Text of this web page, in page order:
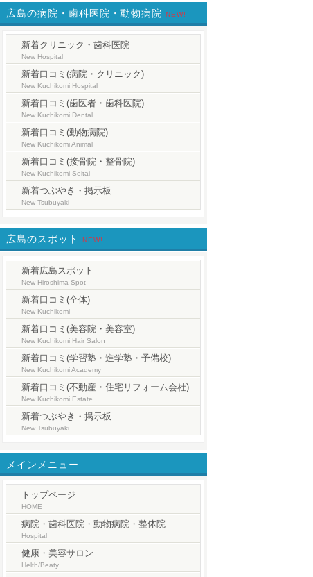
広島の病院・歯科医院・動物病院 NEW!
新着クリニック・歯科医院
New Hospital
新着口コミ(病院・クリニック)
New Kuchikomi Hospital
新着口コミ(歯医者・歯科医院)
New Kuchikomi Dental
新着口コミ(動物病院)
New Kuchikomi Animal
新着口コミ(接骨院・整骨院)
New Kuchikomi Seitai
新着つぶやき・掲示板
New Tsubuyaki
広島のスポット NEW!
新着広島スポット
New Hiroshima Spot
新着口コミ(全体)
New Kuchikomi
新着口コミ(美容院・美容室)
New Kuchikomi Hair Salon
新着口コミ(学習塾・進学塾・予備校)
New Kuchikomi Academy
新着口コミ(不動産・住宅リフォーム会社)
New Kuchikomi Estate
新着つぶやき・掲示板
New Tsubuyaki
メインメニュー
トップページ
HOME
病院・歯科医院・動物病院・整体院
Hospital
健康・美容サロン
Helth/Beaty